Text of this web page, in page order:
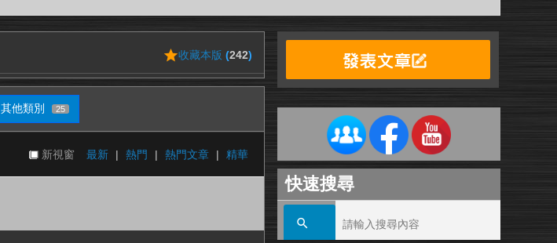
收藏本版 (242)
其他類別 25
最新 | 熱門 | 熱門文章 | 精華
新視窗
快速搜尋